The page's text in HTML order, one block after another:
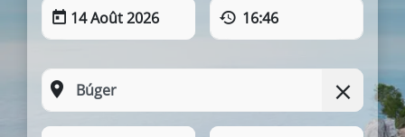
14 Août 2026 16:46